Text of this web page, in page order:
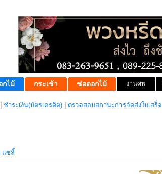
กไม้ กระเช้า ช่อดอกไม้ งานศพ
ชำระเงิน(บัตรเครดิต) ตรวจสอบสถานะการจัดส่งใบเสร็จ
แซ่ลี้